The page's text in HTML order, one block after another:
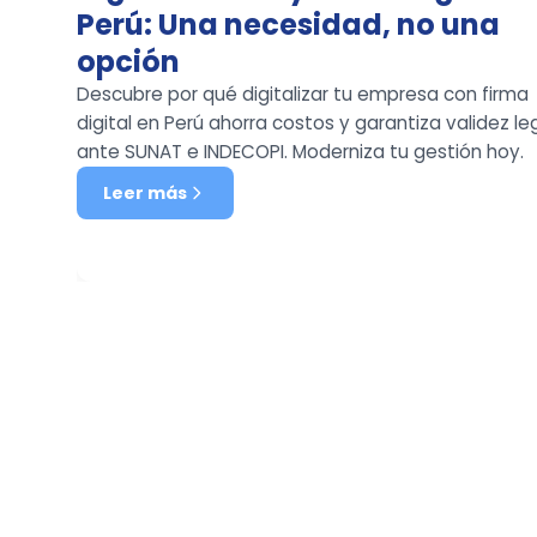
Perú: Una necesidad, no una
opción
Descubre por qué digitalizar tu empresa con firma
digital en Perú ahorra costos y garantiza validez
ante SUNAT e INDECOPI. Moderniza tu gestión hoy.
Leer más